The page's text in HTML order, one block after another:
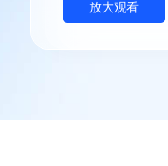
放大观看